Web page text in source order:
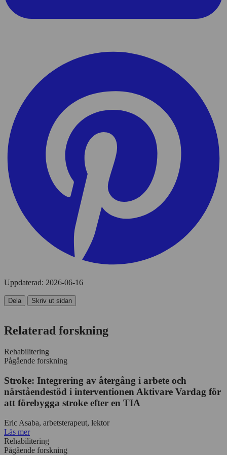
Uppdaterad: 2026-06-16
Dela Skriv ut sidan
Relaterad forskning
Rehabilitering
Pågående forskning
Stroke: Integrering av återgång i arbete och
närståendestöd i interventionen Aktivare Vardag för
att förebygga stroke efter en TIA
Eric Asaba, arbetsterapeut, lektor
Läs mer
Rehabilitering
Pågående forskning